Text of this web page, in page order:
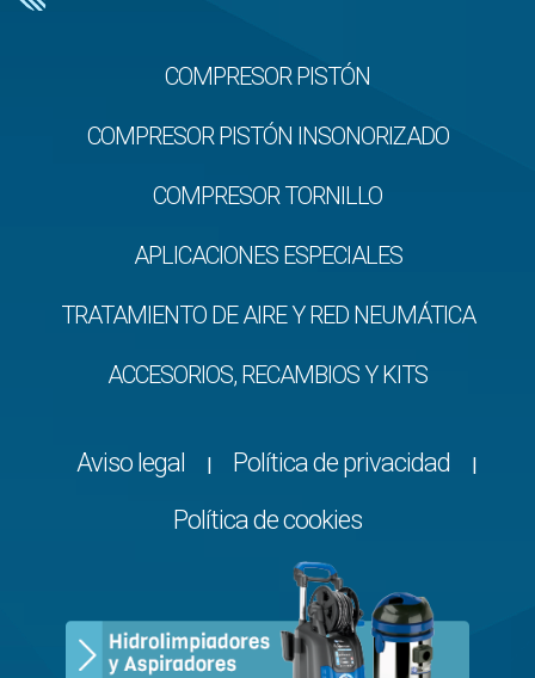
COMPRESOR PISTÓN
COMPRESOR PISTÓN INSONORIZADO
COMPRESOR TORNILLO
APLICACIONES ESPECIALES
TRATAMIENTO DE AIRE Y RED NEUMÁTICA
ACCESORIOS, RECAMBIOS Y KITS
Aviso legal Política de privacidad
Política de cookies